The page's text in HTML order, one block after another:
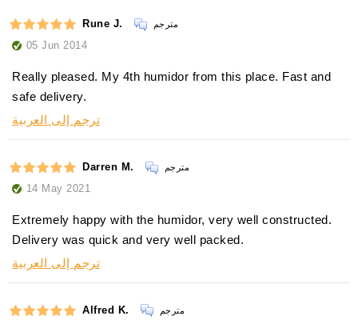
Rune J. مترجم
05 Jun 2014
Really pleased. My 4th humidor from this place. Fast and
safe delivery.
ترجم إلى العربية
Darren M. مترجم
14 May 2021
Extremely happy with the humidor, very well constructed.
Delivery was quick and very well packed.
ترجم إلى العربية
Alfred K. مترجم